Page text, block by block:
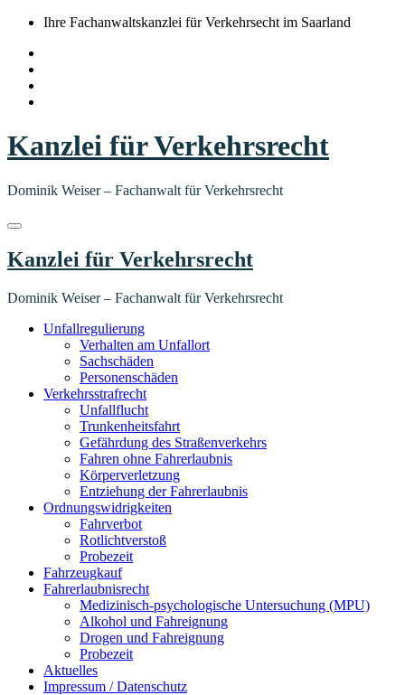
Springe
Inhalt
Ihre Fachanwaltskanzlei für Verkehrsecht im Saarland
Kanzlei für Verkehrsrecht
Dominik Weiser – Fachanwalt für Verkehrsrecht
Kanzlei für Verkehrsrecht
Dominik Weiser – Fachanwalt für Verkehrsrecht
Unfallregulierung
Verhalten am Unfallort
Sachschäden
Personenschäden
Verkehrsstrafrecht
Unfallflucht
Trunkenheitsfahrt
Gefährdung des Straßenverkehrs
Fahren ohne Fahrerlaubnis
Körperverletzung
Entziehung der Fahrerlaubnis
Ordnungswidrigkeiten
Fahrverbot
Rotlichtverstoß
Probezeit
Fahrzeugkauf
Fahrerlaubnisrecht
Medizinisch-psychologische Untersuchung (MPU)
Alkohol und Fahreignung
Drogen und Fahreignung
Probezeit
Aktuelles
Impressum / Datenschutz